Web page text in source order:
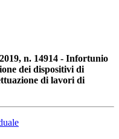
n. 14914 - Infortunio
dei dispositivi di
di lavori di